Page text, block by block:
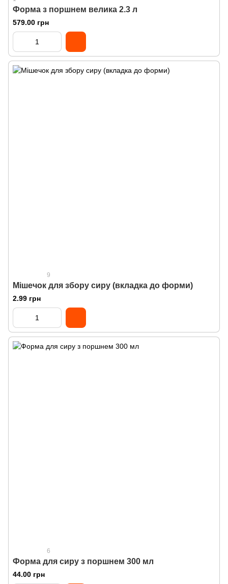
Форма з поршнем велика 2.3 л
579.00 грн
9
Мішечок для збору сиру (вкладка до форми)
2.99 грн
6
Форма для сиру з поршнем 300 мл
44.00 грн